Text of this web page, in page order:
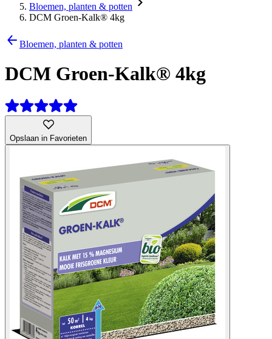
Bloemen, planten & potten
DCM Groen-Kalk® 4kg
Bloemen, planten & potten
DCM Groen-Kalk® 4kg
Opslaan in Favorieten